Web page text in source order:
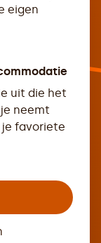
eigen
uit die het
neemt
favoriete